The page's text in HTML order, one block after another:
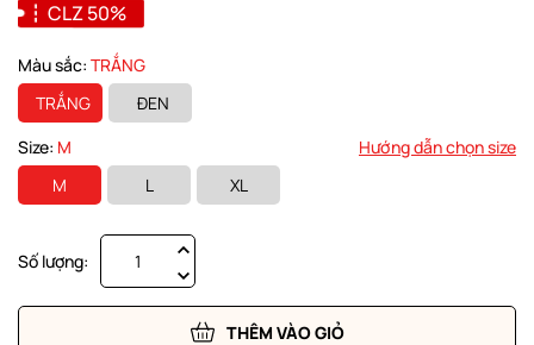
CLZ 50%
Màu sắc: TRẮNG
TRẮNG
ĐEN
Size: M
Hướng dẫn chọn size
M
L XL
Số lượng:
THÊM VÀO GIỎ